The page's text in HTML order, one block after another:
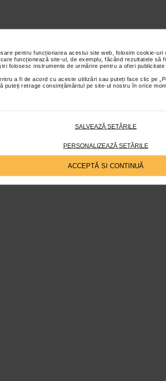
pentru funcționarea acestui site web, folosim cookie-
funcționează site-ul, de exemplu, făcând rezultatele să
folosesc instrumente de urmărire pentru a oferi
a fi de acord cu aceste utilizări sau puteți face clic pe
puteți retrage consimțământul pe site-ul nostru în orice
SALVEAZĂ SETĂRILE
PERSONALIZEAZĂ SETĂRILE
ACCEPTĂ SI CONTINUĂ